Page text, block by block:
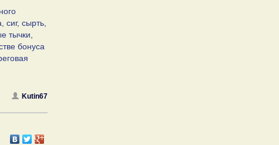
сырть,
тычки,
бонуса
Kutin67